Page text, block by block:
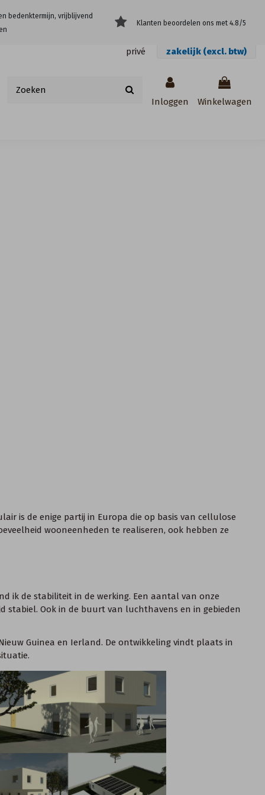
bedenktermijn, vrijblijvend
Klanten beoordelen ons met 4.8/5
privé zakelijk (excl. btw)
Inloggen Winkelwagen
is de enige partij in Europa die op basis van cellulose
wooneenheden te realiseren, ook hebben ze
ik de stabiliteit in de werking. Een aantal van onze
stabiel. Ook in de buurt van luchthavens en in gebieden
Guinea en Ierland. De ontwikkeling vindt plaats in